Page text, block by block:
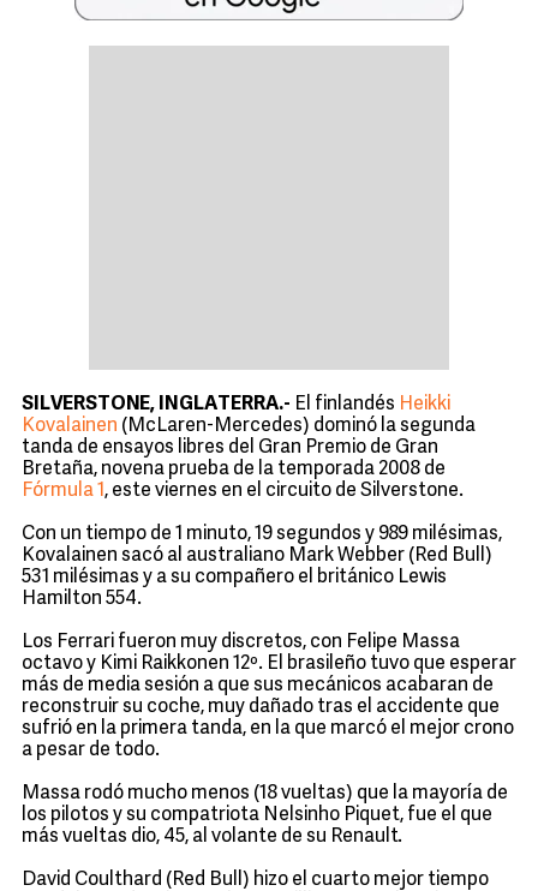
SILVERSTONE, INGLATERRA.- El finlandés Heikki
Kovalainen (McLaren-Mercedes) dominó la segunda
tanda de ensayos libres del Gran Premio de Gran
Bretaña, novena prueba de la temporada 2008 de
Fórmula 1, este viernes en el circuito de Silverstone.
Con un tiempo de 1 minuto, 19 segundos y 989 milésimas,
Kovalainen sacó al australiano Mark Webber (Red Bull)
531 milésimas y a su compañero el británico Lewis
Hamilton 554.
Los Ferrari fueron muy discretos, con Felipe Massa
octavo y Kimi Raikkonen 12º. El brasileño tuvo que esperar
más de media sesión a que sus mecánicos acabaran de
reconstruir su coche, muy dañado tras el accidente que
sufrió en la primera tanda, en la que marcó el mejor crono
a pesar de todo.
Massa rodó mucho menos (18 vueltas) que la mayoría de
los pilotos y su compatriota Nelsinho Piquet, fue el que
más vueltas dio, 45, al volante de su Renault.
David Coulthard (Red Bull) hizo el cuarto mejor tiempo